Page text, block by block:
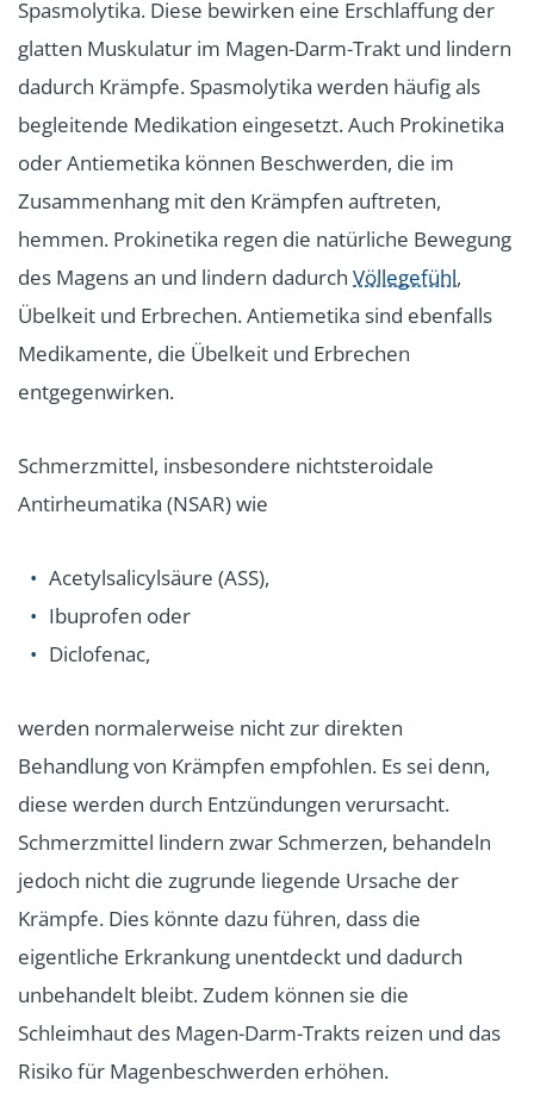
Spasmolytika. Diese bewirken eine Erschlaffung der
glatten Muskulatur im Magen-Darm-Trakt und lindern
dadurch Krämpfe. Spasmolytika werden häufig als
begleitende Medikation eingesetzt. Auch Prokinetika
oder Antiemetika können Beschwerden, die im
Zusammenhang mit den Krämpfen auftreten,
hemmen. Prokinetika regen die natürliche Bewegung
des Magens an und lindern dadurch Völlegefühl,
Übelkeit und Erbrechen. Antiemetika sind ebenfalls
Medikamente, die Übelkeit und Erbrechen
entgegenwirken.
Schmerzmittel, insbesondere nichtsteroidale
Antirheumatika (NSAR) wie
Acetylsalicylsäure (ASS),
Ibuprofen oder
Diclofenac,
werden normalerweise nicht zur direkten
Behandlung von Krämpfen empfohlen. Es sei denn,
diese werden durch Entzündungen verursacht.
Schmerzmittel lindern zwar Schmerzen, behandeln
jedoch nicht die zugrunde liegende Ursache der
Krämpfe. Dies könnte dazu führen, dass die
eigentliche Erkrankung unentdeckt und dadurch
unbehandelt bleibt. Zudem können sie die
Schleimhaut des Magen-Darm-Trakts reizen und das
Risiko für Magenbeschwerden erhöhen.